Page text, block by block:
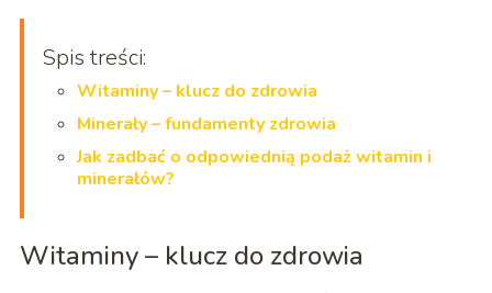
Spis treści:
Witaminy – klucz do zdrowia
Minerały – fundamenty zdrowia
Jak zadbać o odpowiednią podaż witamin i
minerałów?
Witaminy – klucz do zdrowia